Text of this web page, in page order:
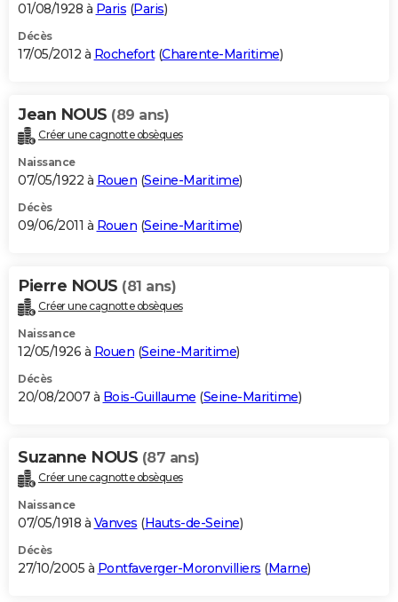
01/08/1928 à Paris (Paris)
Décès
17/05/2012 à Rochefort(Charente-Maritime)
Jean NOUS (89 ans)
Créer une cagnotte obsèques
Naissance
07/05/1922 à Rouen (Seine-Maritime)
Décès
09/06/2011 à Rouen (Seine-Maritime)
Pierre NOUS (81 ans)
Créer une cagnotte obsèques
Naissance
12/05/1926 à Rouen (Seine-Maritime)
Décès
20/08/2007 à Bois-Guillaume (Seine-Maritime)
Suzanne NOUS (87 ans)
Créer une cagnotte obsèques
Naissance
07/05/1918 à Vanves (Hauts-de-Seine)
Décès
27/10/2005 à Pontfaverger-Moronvilliers (Marne)